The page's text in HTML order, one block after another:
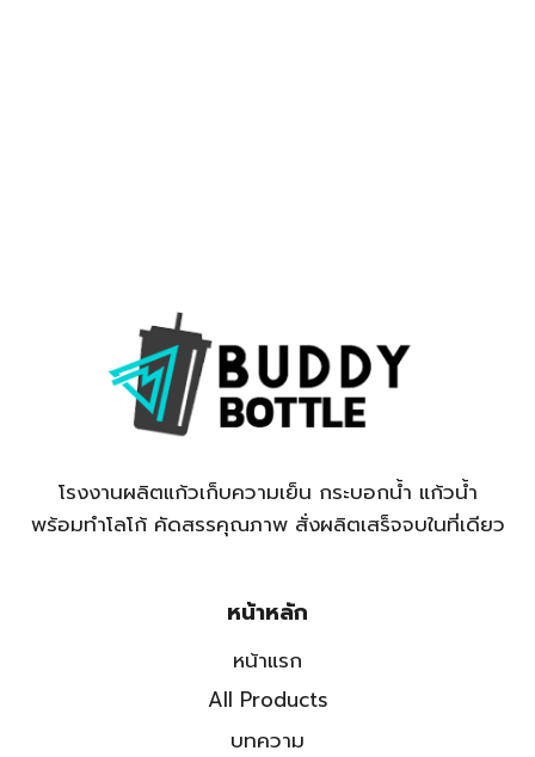
โรงงานผลิตแก้วเก็บความเย็น กระบอกน้ำ แก้วน้ำ
พร้อมทำโลโก้ คัดสรรคุณภาพ สั่งผลิตเสร็จจบในที่เดียว
หน้าหลัก
หน้าแรก
All Products
บทความ